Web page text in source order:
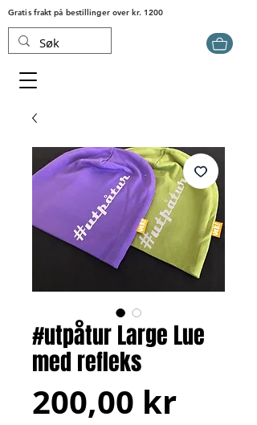
Gratis frakt på bestillinger over kr. 1200
#utpåtur Large Lue
med refleks
200,00 krPris